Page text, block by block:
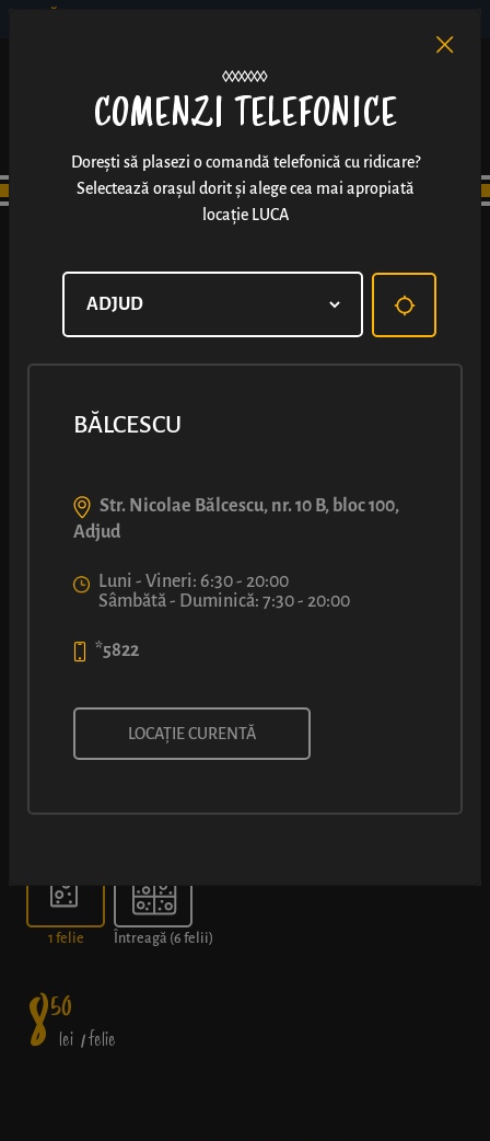
PIZZA MARGHERITA
1 felie Întreagă (6 felii)
850
lei / felie
COMENZI TELEFONICE
Dorești să plasezi o comandă telefonică cu ridicare?
Selectează orașul dorit și alege cea mai apropiată
locație LUCA
BĂLCESCU
Str. Nicolae Bălcescu, nr. 10 B, bloc 100,
Adjud
Luni - Vineri: 6:30 - 20:00
Sâmbătă - Duminică: 7:30 - 20:00
*5822
LOCAȚIE CURENTĂ